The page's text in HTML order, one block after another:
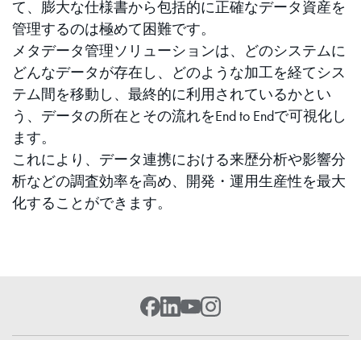
て、膨大な仕様書から包括的に正確なデータ資産を
管理するのは極めて困難です。
メタデータ管理ソリューションは、どのシステムに
どんなデータが存在し、どのような加工を経てシス
テム間を移動し、最終的に利用されているかとい
う、データの所在とその流れをEnd to Endで可視化し
ます。
これにより、データ連携における来歴分析や影響分
析などの調査効率を高め、開発・運用生産性を最大
化することができます。